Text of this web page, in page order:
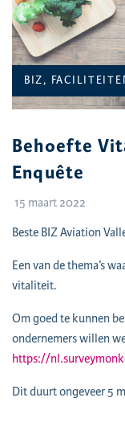
CATEGORIEËN:
BIZ,
Behoefte
Enquête
15 maart 2022
Beste BIZ Aviation
Een van de thema’s
vitaliteit.
Om goed te kunnen
ondernemers willen
https://
Dit duurt ongeveer 5